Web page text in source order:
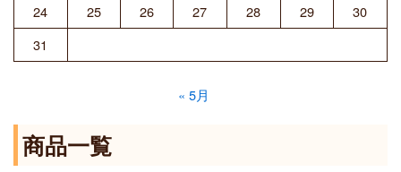
24
25 26 27 28 29
30
31
« 5月
商品一覧